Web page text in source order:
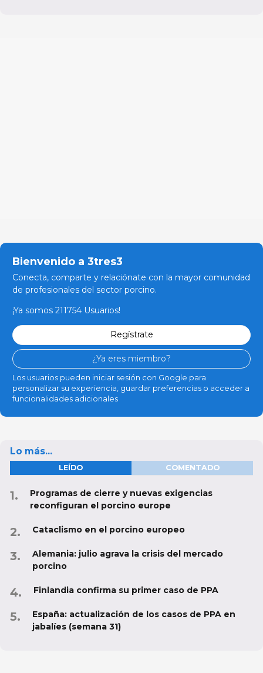
Bienvenido a 3tres3
Conecta, comparte y relaciónate con la mayor comunidad
de profesionales del sector porcino.
¡Ya somos 211754 Usuarios!
Regístrate
¿Ya eres miembro?
Los usuarios pueden iniciar sesión con Google para
personalizar su experiencia, guardar preferencias o acceder a
funcionalidades adicionales
Lo más...
LEÍDO COMENTADO
Programas de cierre y nuevas exigencias
reconfiguran el porcino europe
Cataclismo en el porcino europeo
Alemania: julio agrava la crisis del mercado
porcino
Finlandia confirma su primer caso de PPA
España: actualización de los casos de PPA en
jabalíes (semana 31)